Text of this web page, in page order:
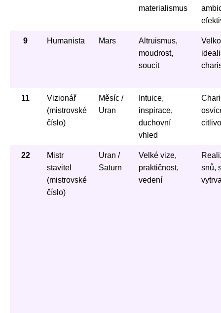
materialismus
9 Humanista Mars
Altruismus,
moudrost,
soucit
11
Vizionář
(mistrovské
číslo)
Měsíc /
Uran
Intuice,
inspirace,
duchovní
vhled
22
Mistr
stavitel
(mistrovské
číslo)
Uran /
Saturn
Velké vize,
praktičnost,
vedení
snů,